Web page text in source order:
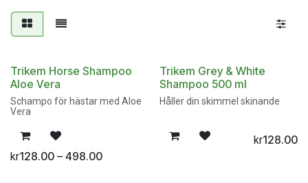
Trikem Horse Shampoo
Aloe Vera
Schampo för hästar med Aloe
Vera
kr128.00 – 498.00
Trikem Grey & White
Shampoo 500 ml
Håller din skimmel skinande
kr128.00